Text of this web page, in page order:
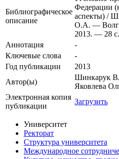
Библиографическое
описание
Федерации
аспекты) /
О.А. —
2013. — 28 с.
Аннотация
-
Ключевые cлова
-
Год публикации
2013
Автор(ы)
Шинкарук
Яковлева
Электронная копия
публикации
Загрузить
Университет
Ректорат
Структура университета
Международное